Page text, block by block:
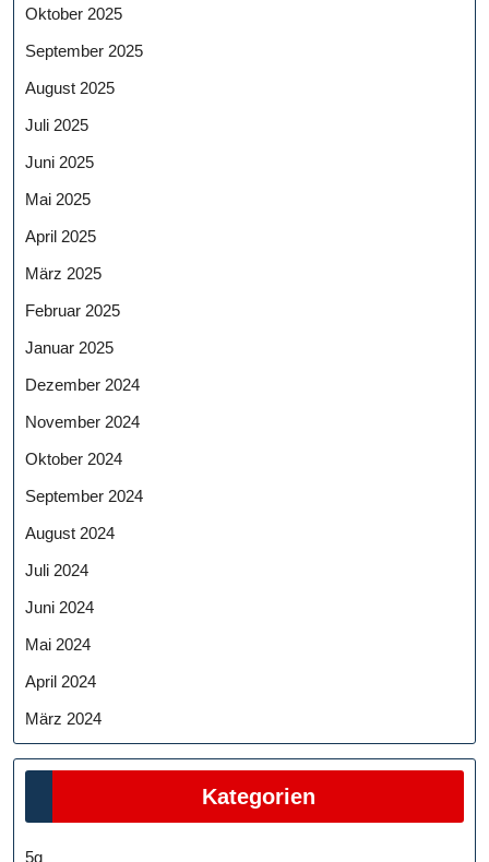
Oktober 2025
September 2025
August 2025
Juli 2025
Juni 2025
Mai 2025
April 2025
März 2025
Februar 2025
Januar 2025
Dezember 2024
November 2024
Oktober 2024
September 2024
August 2024
Juli 2024
Juni 2024
Mai 2024
April 2024
März 2024
Kategorien
5g